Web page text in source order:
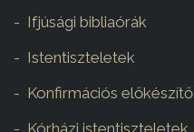
Ifjúsági bibliaórák
Istentiszteletek
Konfirmációs előkészítő